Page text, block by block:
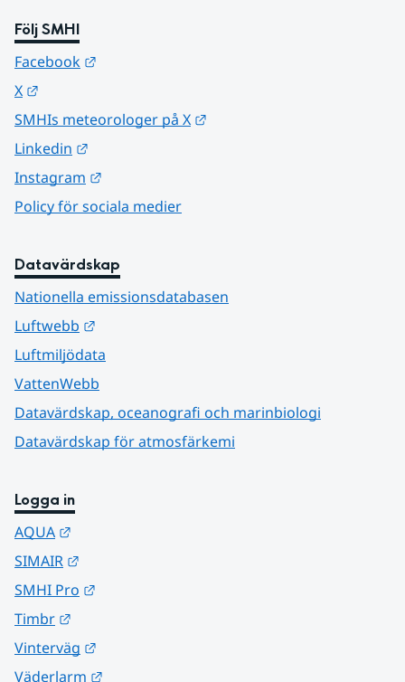
Följ SMHI
Facebook
X
SMHIs meteorologer på X
Linkedin
Instagram
Policy för sociala medier
Datavärdskap
Nationella emissionsdatabasen
Luftwebb
Luftmiljödata
VattenWebb
Datavärdskap, oceanografi och marinbiologi
Datavärdskap för atmosfärkemi
Logga in
AQUA
SIMAIR
SMHI Pro
Timbr
Vinterväg
Väderlarm